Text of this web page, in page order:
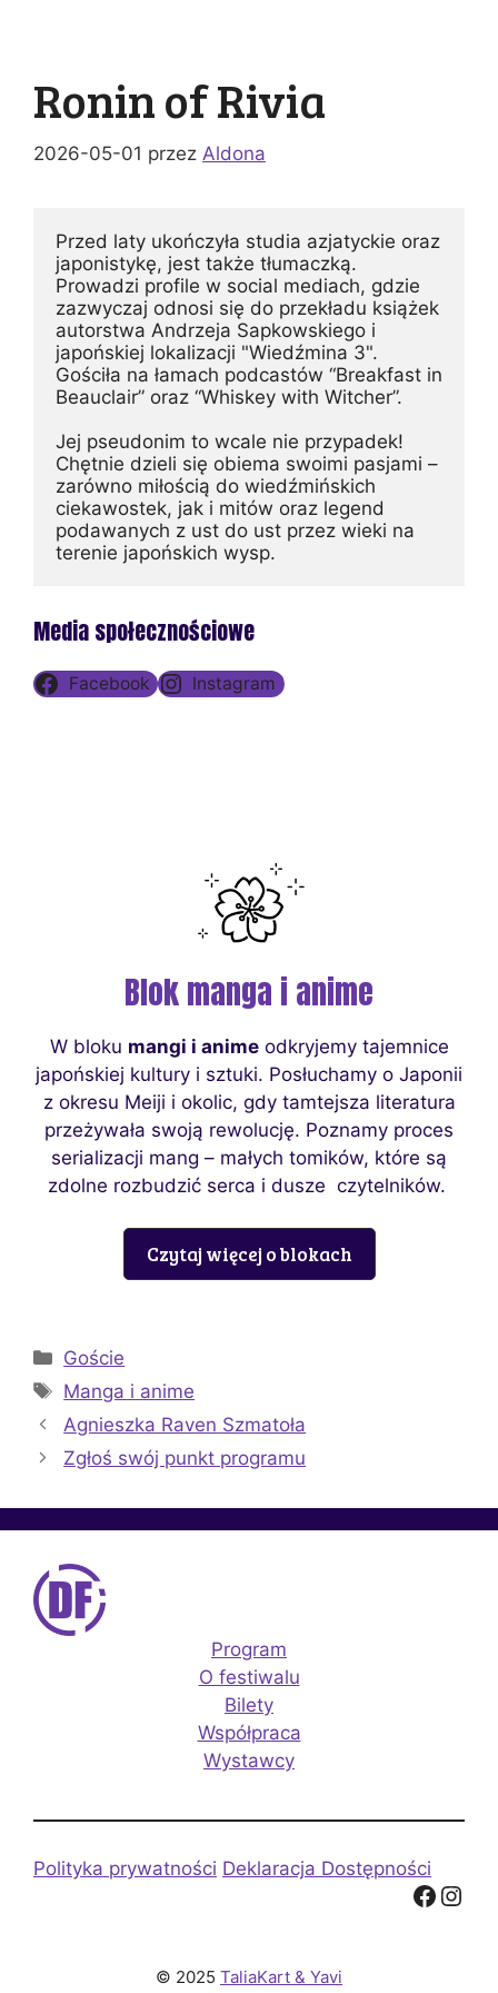
Ronin of Rivia
2026-05-01 przez Aldona
Przed laty ukończyła studia azjatyckie oraz
japonistykę, jest także tłumaczką.
Prowadzi profile w social mediach, gdzie
zazwyczaj odnosi się do przekładu książek
autorstwa Andrzeja Sapkowskiego i
japońskiej lokalizacji "Wiedźmina 3".
Gościła na łamach podcastów “Breakfast in
Beauclair” oraz “Whiskey with Witcher”.
Jej pseudonim to wcale nie przypadek!
Chętnie dzieli się obiema swoimi pasjami –
zarówno miłością do wiedźmińskich
ciekawostek, jak i mitów oraz legend
podawanych z ust do ust przez wieki na
terenie japońskich wysp.
Media społecznościowe
Facebook Instagram
Blok manga i anime
W bloku mangi i animeodkryjemy tajemnice
japońskiej kultury i sztuki. Posłuchamy o Japonii
z okresu Meiji i okolic, gdy tamtejsza literatura
przeżywała swoją rewolucję. Poznamy proces
serializacji mang – małych tomików, które są
zdolne rozbudzić serca i dusze czytelników.
Czytaj więcej o blokach
Kategorie
Goście
Tagi
Manga i anime
Agnieszka Raven Szmatoła
Zgłoś swój punkt programu
Program
O festiwalu
Bilety
Współpraca
Wystawcy
Polityka prywatności Deklaracja Dostępności
Facebook Instagram
© 2025 TaliaKart & Yavi